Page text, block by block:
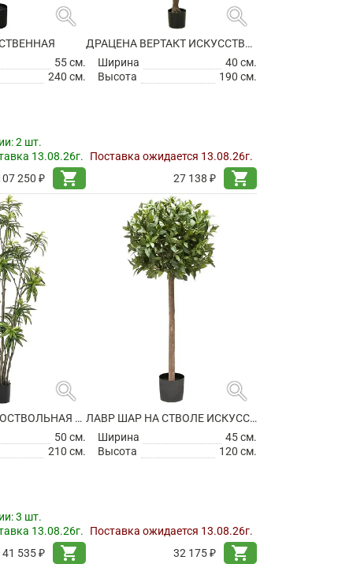
search
55 см.
240 см.
2 шт.
13.08.26г.
250 ₽
shopping_cart
search
ДРАЦЕНА ВЕРТАКТ ИСКУССТВЕННАЯ
Ширина
40 см.
Высота
190 см.
Поставка ожидается 13.08.26г.
27 138 ₽
shopping_cart
search
ДРАЦЕНА МНОГОСТВОЛЬНАЯ ИСКУССТВЕННАЯ
50 см.
210 см.
3 шт.
13.08.26г.
41 535 ₽
shopping_cart
search
ЛАВР ШАР НА СТВОЛЕ ИСКУССТВЕННЫЙ
Ширина
45 см.
Высота
120 см.
Поставка ожидается 13.08.26г.
32 175 ₽
shopping_cart